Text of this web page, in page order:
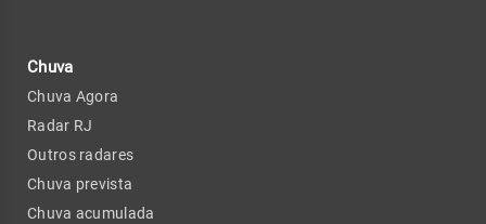
Chuva
Chuva Agora
Radar RJ
Outros radares
Chuva prevista
Chuva acumulada